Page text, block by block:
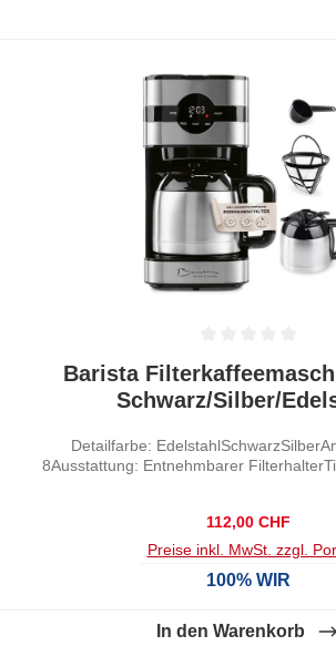
Durchschnittliche Bewertung von 0 von
Barista
Schwarz/Silber/
Detailfarbe:
8Ausstattung: Entnehmbarer
Regulärer
112,00 CHF
Preise inkl. MwSt. zzgl.
100% WIR
In den Warenkorb